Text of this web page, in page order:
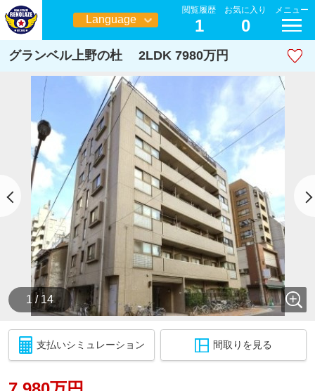
Language
日本語
閲覧履歴
1
お気に入り
0
メニュー
グランベル上野の杜 2LDK 7980万円
1 / 14
支払いシミュレーション 間取りを見る